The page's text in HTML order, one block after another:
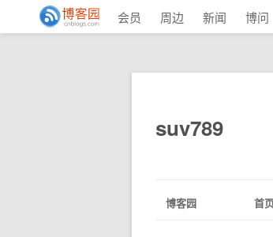
会员 周边 新闻 博问
suv789
博客园 首